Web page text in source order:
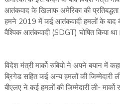
आतंकवाद के खिलाफ अमेरिका की
हमने 2019 में कई आतंकवादी हमलों के बाद
वैश्विक आतंकवादी (SDGT) घोषित किया था।
विदेश मंत्री मार्को रुबियो ने अपने बयान में
ब्रिगेड सहित कई अन्य हमलों की जिम्मेदारी
बीएलए ने कई हमलों की जिम्मेदारी ली- मार्को